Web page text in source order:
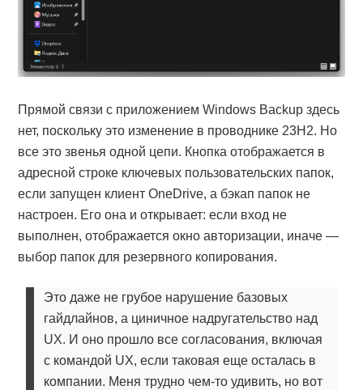
Прямой связи с приложением Windows Backup здесь
нет, поскольку это изменение в проводнике 23H2. Но
все это звенья одной цепи. Кнопка отображается в
адресной строке ключевых пользовательских папок,
если запущен клиент OneDrive, а бэкап папок не
настроен. Его она и открывает: если вход не
выполнен, отображается окно авторизации, иначе —
выбор папок для резервного копирования.
Это даже не грубое нарушение базовых
гайдлайнов, а циничное надругательство над
UX. И оно прошло все согласования, включая
с командой UX, если таковая еще осталась в
компании. Меня трудно чем-то удивить, но вот